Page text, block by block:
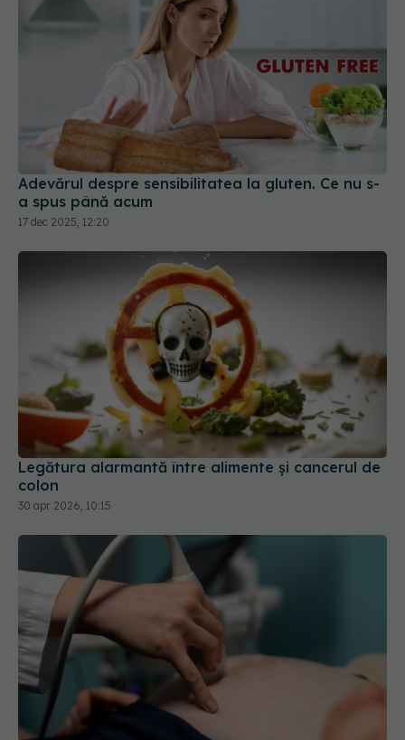
Adevărul despre sensibilitatea la gluten. Ce nu s-
a spus până acum
17 dec 2025, 12:20
Legătura alarmantă între alimente și cancerul de
colon
30 apr 2026, 10:15
Primul semn că ai nevoie de o ecografie
abdominală